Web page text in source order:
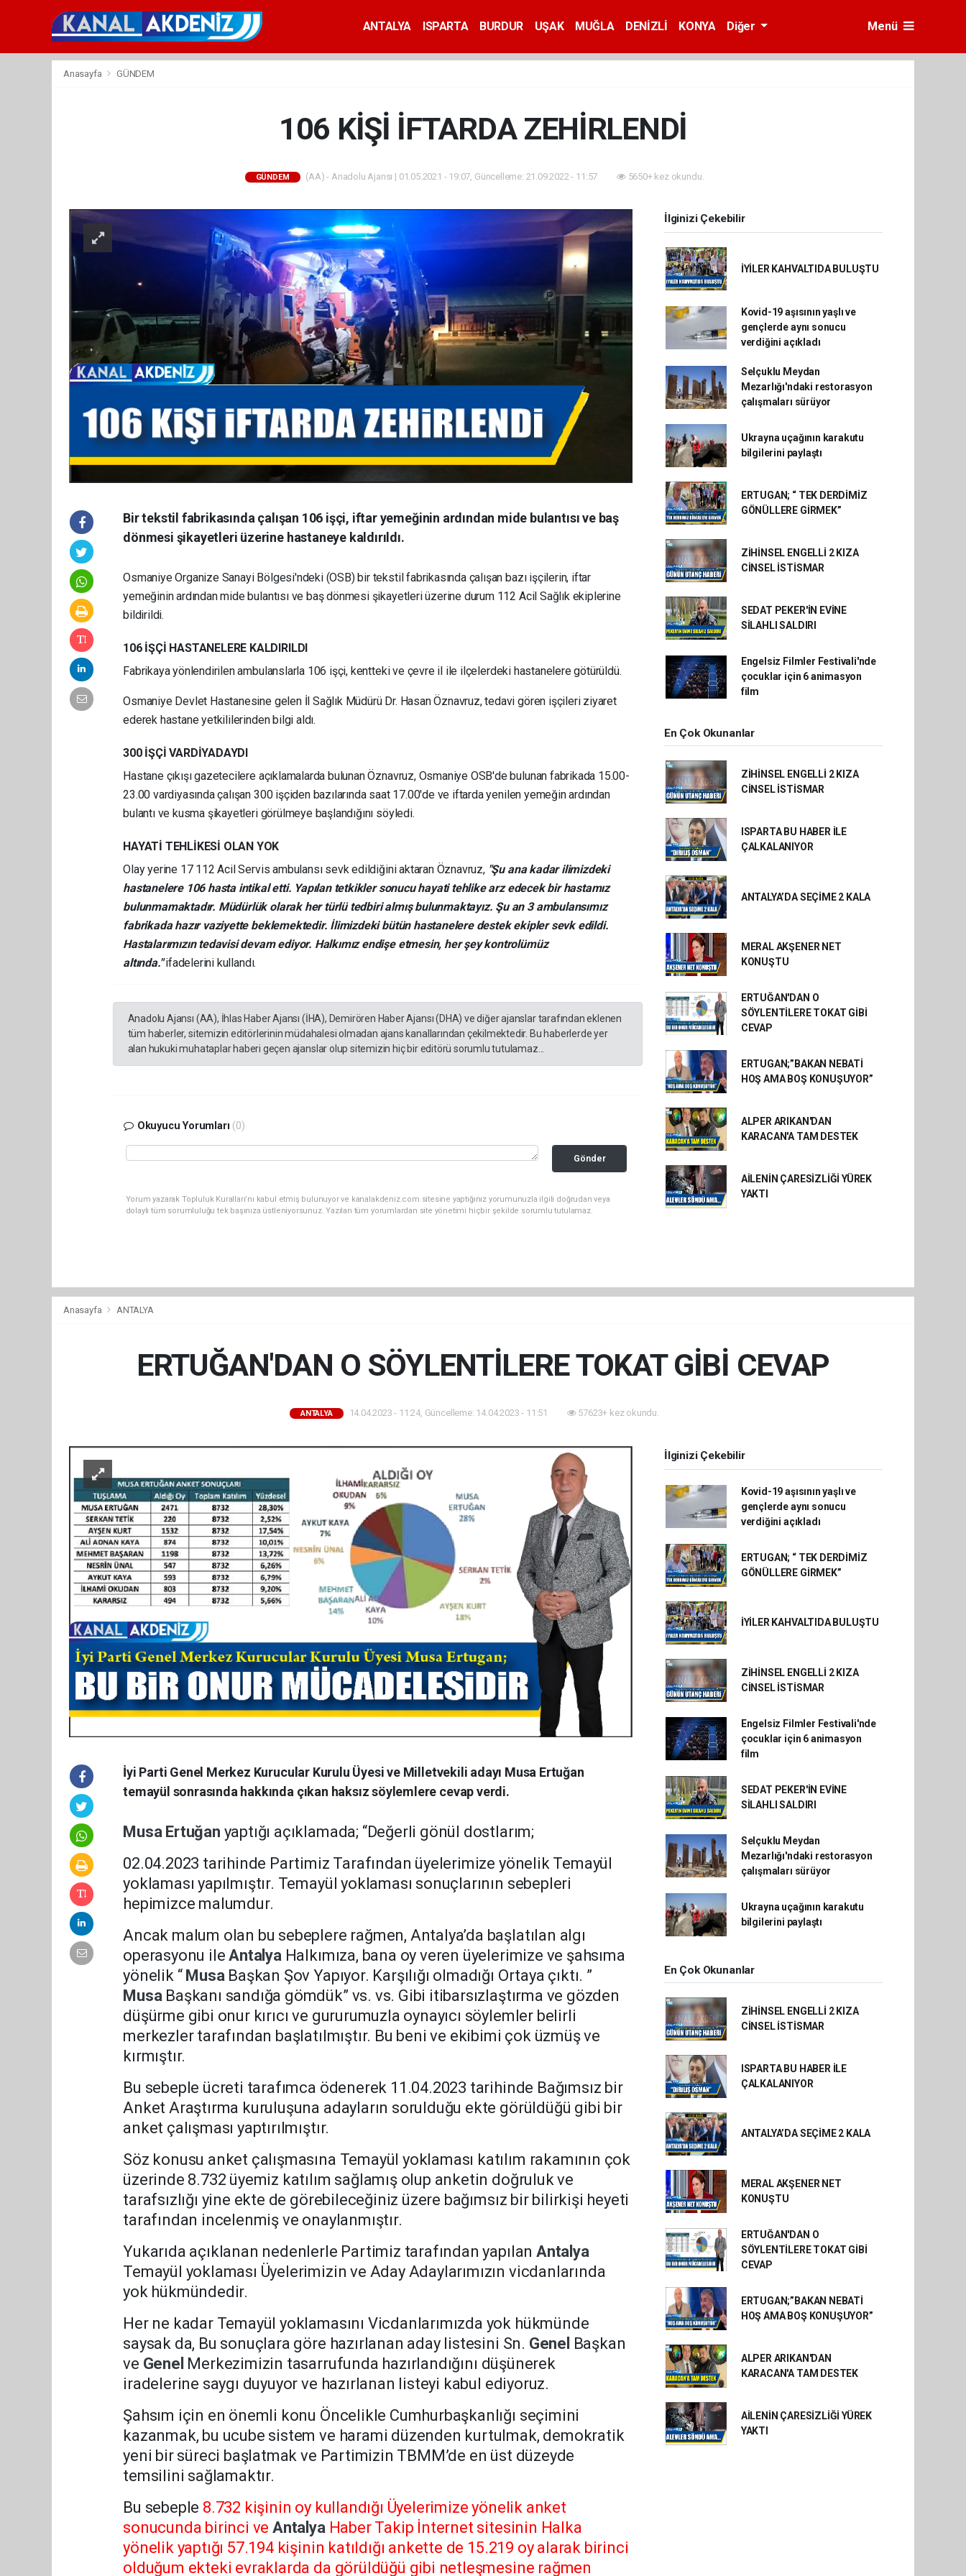
ANTALYA ISPARTA BURDUR UŞAK MUĞLA DENİZLİ KONYA Diğer Menü
Anasayfa GÜNDEM
106 KİŞİ İFTARDA ZEHİRLENDİ
GÜNDEM (AA) - Anadolu Ajansı | 01.05.2021 - 19:07, Güncelleme: 21.09.2022 - 11:57 5650+ kez okundu.
Bir tekstil fabrikasında çalışan 106 işçi, iftar yemeğinin ardından mide bulantısı ve baş
dönmesi şikayetleri üzerine hastaneye kaldırıldı.
Osmaniye Organize Sanayi Bölgesi'ndeki (OSB) bir tekstil fabrikasında çalışan bazı işçilerin, iftar
yemeğinin ardından mide bulantısı ve baş dönmesi şikayetleri üzerine durum 112 Acil Sağlık ekiplerine
bildirildi.
106 İŞÇİ HASTANELERE KALDIRILDI
Fabrikaya yönlendirilen ambulanslarla 106 işçi, kentteki ve çevre il ile ilçelerdeki hastanelere götürüldü.
Osmaniye Devlet Hastanesine gelen İl Sağlık Müdürü Dr. Hasan Öznavruz, tedavi gören işçileri ziyaret
ederek hastane yetkililerinden bilgi aldı.
300 İŞÇİ VARDİYADAYDI
Hastane çıkışı gazetecilere açıklamalarda bulunan Öznavruz, Osmaniye OSB'de bulunan fabrikada 15.00-
23.00 vardiyasında çalışan 300 işçiden bazılarında saat 17.00'de ve iftarda yenilen yemeğin ardından
bulantı ve kusma şikayetleri görülmeye başlandığını söyledi.
HAYATİ TEHLİKESİ OLAN YOK
Olay yerine 17 112 Acil Servis ambulansı sevk edildiğini aktaran Öznavruz,"Şu ana kadar ilimizdeki
hastanelere 106 hasta intikal etti. Yapılan tetkikler sonucu hayati tehlike arz edecek bir hastamız
bulunmamaktadır. Müdürlük olarak her türlü tedbiri almış bulunmaktayız. Şu an 3 ambulansımız
fabrikada hazır vaziyette beklemektedir. İlimizdeki bütün hastanelere destek ekipler sevk edildi.
Hastalarımızın tedavisi devam ediyor. Halkımız endişe etmesin, her şey kontrolümüz
altında."ifadelerini kullandı.
Anadolu Ajansı (AA), İhlas Haber Ajansı (İHA), Demirören Haber Ajansı (DHA) ve diğer ajanslar tarafından eklenen
tüm haberler, sitemizin editörlerinin müdahalesi olmadan ajans kanallarından çekilmektedir. Bu haberlerde yer
alan hukuki muhataplar haberi geçen ajanslar olup sitemizin hiç bir editörü sorumlu tutulamaz...
Okuyucu Yorumları (0)
Gönder
Yorum yazarak Topluluk Kuralları’nı kabul etmiş bulunuyor ve kanalakdeniz.com sitesine yaptığınız yorumunuzla ilgili doğrudan veya
dolaylı tüm sorumluluğu tek başınıza üstleniyorsunuz. Yazılan tüm yorumlardan site yönetimi hiçbir şekilde sorumlu tutulamaz.
İlginizi Çekebilir
İYİLER KAHVALTIDA BULUŞTU
Kovid-19 aşısının yaşlı ve
gençlerde aynı sonucu
verdiğini açıkladı
Selçuklu Meydan
Mezarlığı'ndaki restorasyon
çalışmaları sürüyor
Ukrayna uçağının karakutu
bilgilerini paylaştı
ERTUGAN; “ TEK DERDİMİZ
GÖNÜLLERE GİRMEK”
ZİHİNSEL ENGELLİ 2 KIZA
CİNSEL İSTİSMAR
SEDAT PEKER'İN EVİNE
SİLAHLI SALDIRI
Engelsiz Filmler Festivali'nde
çocuklar için 6 animasyon
film
En Çok Okunanlar
ZİHİNSEL ENGELLİ 2 KIZA
CİNSEL İSTİSMAR
ISPARTA BU HABER İLE
ÇALKALANIYOR
ANTALYA’DA SEÇİME 2 KALA
MERAL AKŞENER NET
KONUŞTU
ERTUĞAN'DAN O
SÖYLENTİLERE TOKAT GİBİ
CEVAP
ERTUGAN;”BAKAN NEBATİ
HOŞ AMA BOŞ KONUŞUYOR”
ALPER ARIKAN'DAN
KARACAN'A TAM DESTEK
AİLENİN ÇARESİZLİĞİ YÜREK
YAKTI
Anasayfa ANTALYA
ERTUĞAN'DAN O SÖYLENTİLERE TOKAT GİBİ CEVAP
ANTALYA 14.04.2023 - 11:24, Güncelleme: 14.04.2023 - 11:51 57623+ kez okundu.
İyi Parti Genel Merkez Kurucular Kurulu Üyesi ve Milletvekili adayı Musa Ertuğan
temayül sonrasında hakkında çıkan haksız söylemlere cevap verdi.
Musa Ertuğan yaptığı açıklamada; “Değerli gönül dostlarım;
02.04.2023 tarihinde Partimiz Tarafından üyelerimize yönelik Temayül
yoklaması yapılmıştır. Temayül yoklaması sonuçlarının sebepleri
hepimizce malumdur.
Ancak malum olan bu sebeplere rağmen, Antalya’da başlatılan algı
operasyonu ileAntalya Halkımıza, bana oy veren üyelerimize ve şahsıma
yönelik “ Musa Başkan Şov Yapıyor. Karşılığı olmadığı Ortaya çıktı. ”
Musa Başkanı sandığa gömdük” vs. vs. Gibi itibarsızlaştırma ve gözden
düşürme gibi onur kırıcı ve gururumuzla oynayıcı söylemler belirli
merkezler tarafından başlatılmıştır. Bu beni ve ekibimi çok üzmüş ve
kırmıştır.
Bu sebeple ücreti tarafımca ödenerek 11.04.2023 tarihinde Bağımsız bir
Anket Araştırma kuruluşuna adayların sorulduğu ekte görüldüğü gibi bir
anket çalışması yaptırılmıştır.
Söz konusu anket çalışmasına Temayül yoklaması katılım rakamının çok
üzerinde 8.732 üyemiz katılım sağlamış olup anketin doğruluk ve
tarafsızlığı yine ekte de görebileceğiniz üzere bağımsız bir bilirkişi heyeti
tarafından incelenmiş ve onaylanmıştır.
Yukarıda açıklanan nedenlerle Partimiz tarafından yapılan Antalya
Temayül yoklaması Üyelerimizin ve Aday Adaylarımızın vicdanlarında
yok hükmündedir.
Her ne kadar Temayül yoklamasını Vicdanlarımızda yok hükmünde
saysak da, Bu sonuçlara göre hazırlanan aday listesini Sn. Genel Başkan
ve Genel Merkezimizin tasarrufunda hazırlandığını düşünerek
iradelerine saygı duyuyor ve hazırlanan listeyi kabul ediyoruz.
Şahsım için en önemli konu Öncelikle Cumhurbaşkanlığı seçimini
kazanmak, bu ucube sistem ve harami düzenden kurtulmak, demokratik
yeni bir süreci başlatmak ve Partimizin TBMM’de en üst düzeyde
temsilini sağlamaktır.
Bu sebeple 8.732 kişinin oy kullandığı Üyelerimize yönelik anket
sonucunda birinci veAntalya Haber Takip İnternet sitesinin Halka
yönelik yaptığı 57.194 kişinin katıldığı ankette de 15.219 oy alarak birinci
olduğum ekteki evraklarda da görüldüğü gibi netleşmesine rağmen
İlginizi Çekebilir
Kovid-19 aşısının yaşlı ve
gençlerde aynı sonucu
verdiğini açıkladı
ERTUGAN; “ TEK DERDİMİZ
GÖNÜLLERE GİRMEK”
İYİLER KAHVALTIDA BULUŞTU
ZİHİNSEL ENGELLİ 2 KIZA
CİNSEL İSTİSMAR
Engelsiz Filmler Festivali'nde
çocuklar için 6 animasyon
film
SEDAT PEKER'İN EVİNE
SİLAHLI SALDIRI
Selçuklu Meydan
Mezarlığı'ndaki restorasyon
çalışmaları sürüyor
Ukrayna uçağının karakutu
bilgilerini paylaştı
En Çok Okunanlar
ZİHİNSEL ENGELLİ 2 KIZA
CİNSEL İSTİSMAR
ISPARTA BU HABER İLE
ÇALKALANIYOR
ANTALYA’DA SEÇİME 2 KALA
MERAL AKŞENER NET
KONUŞTU
ERTUĞAN'DAN O
SÖYLENTİLERE TOKAT GİBİ
CEVAP
ERTUGAN;”BAKAN NEBATİ
HOŞ AMA BOŞ KONUŞUYOR”
ALPER ARIKAN'DAN
KARACAN'A TAM DESTEK
AİLENİN ÇARESİZLİĞİ YÜREK
YAKTI